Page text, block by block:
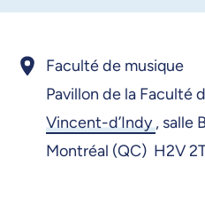
Faculté de musique
Pavillon de la Faculté
Vincent-d’Indy, salle
Montréal (QC) H2V